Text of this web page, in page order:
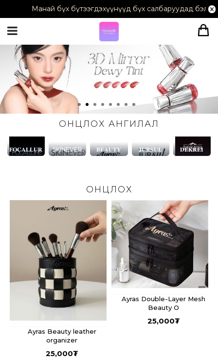
Манай бүх бүтээгдэхүүнүүд бүх салбаруудад бэлэн
ОНЦЛОХ АНГИЛАЛ
𝐅𝐎𝐂𝐀𝐋𝐋𝐔𝐑𝐄 SKINEVER
𝐁𝐄𝐀𝐔𝐓𝐘
𝐉𝐔𝐑𝐒𝐔𝐋 𝐃𝐄𝐊𝐑𝐄𝐈
ОНЦЛОХ
Ayras Beauty leather
organizer
25,000₮
Ayras Double-Layer Mesh
Beauty O
25,000₮